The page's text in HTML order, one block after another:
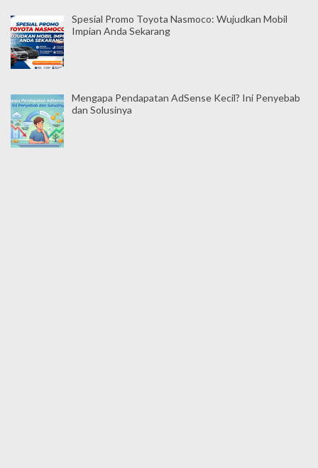
Spesial Promo Toyota Nasmoco: Wujudkan Mobil
Impian Anda Sekarang
Mengapa Pendapatan AdSense Kecil? Ini Penyebab
dan Solusinya